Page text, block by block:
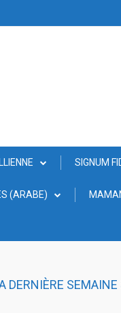
SIGNUM
(ARABE)
DERNIÈRE